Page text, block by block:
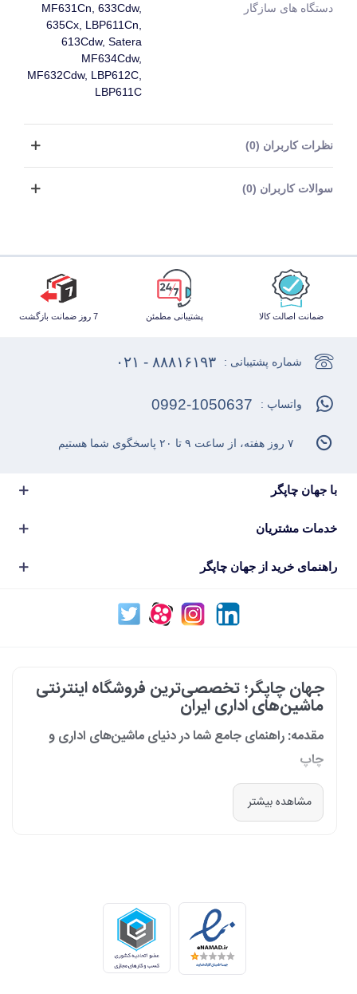
دستگاه های سازگار
MF631Cn, 633Cdw,
635Cx, LBP611Cn,
613Cdw, Satera
MF634Cdw,
MF632Cdw, LBP612C,
LBP611C
نظرات کاربران (0)
سوالات کاربران (0)
ضمانت اصالت کالا پشتیبانی مطمئن 7 روز ضمانت بازگشت
با جهان چاپگر
خدمات مشتریان
راهنمای خرید از جهان چاپگر
شماره پشتیبانی : ۸۸۸۱۶۱۹۳ - ۰۲۱
واتساپ : 0992-1050637
۷ روز هفته، از ساعت ۹ تا ۲۰ پاسخگوی شما هستیم
جهان چاپگر؛ تخصصی‌ترین فروشگاه اینترنتی
ماشین‌های اداری ایران
مقدمه: راهنمای جامع شما در دنیای ماشین‌های اداری و
چاپ
در دنیای پرشتاب امروز که کسب‌وکارها و سازمان‌ها برای افزایش بهره‌وری خود به
فناوری‌های نوین وابسته‌اند، دسترسی به ابزارهای کارآمد و قابل اعتماد یک
ما، ارائه راهکارهای جامع، از مشاوره پیش از خرید تا پشتیبانی پس از فروش،
برای سازمان‌ها، شرکت‌ها و کاربران خانگی است.
طیف کاملی از محصولات برای هر نیازی
ما در جهان چاپگر، مجموعه‌ای گسترده از برترین برندهای جهانی را گرد هم
مشاهده بیشتر